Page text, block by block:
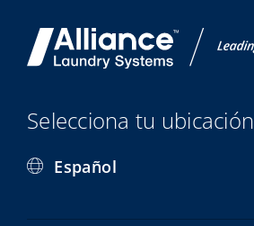
Selecciona tu ubicación
Español